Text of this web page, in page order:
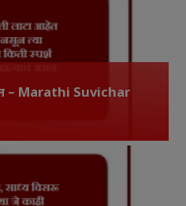
– Marathi Suvichar